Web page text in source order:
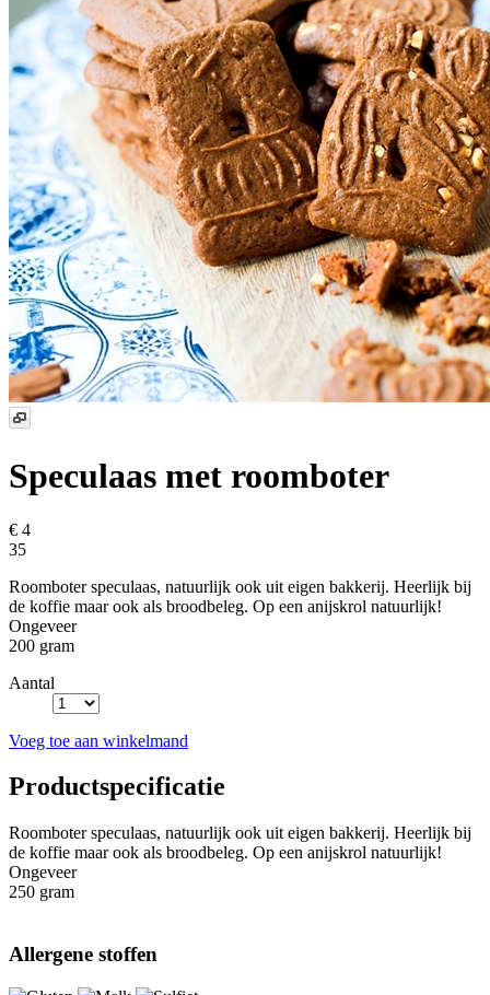
Speculaas met roomboter
€ 4
35
Roomboter speculaas, natuurlijk ook uit eigen bakkerij. Heerlijk bij
de koffie maar ook als broodbeleg. Op een anijskrol natuurlijk!
Ongeveer
200 gram
Aantal
Voeg toe aan winkelmand
Productspecificatie
Roomboter speculaas, natuurlijk ook uit eigen bakkerij. Heerlijk bij
de koffie maar ook als broodbeleg. Op een anijskrol natuurlijk!
Ongeveer
250 gram
Allergene stoffen